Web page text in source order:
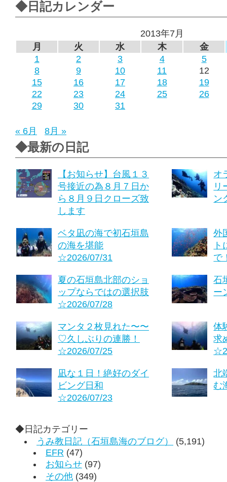
◆日記カレンダー
2013年7月
月
火 水 木
金
1
2 3 4
5
8
9 10 11
12
15
16 17 18
19
22
23 24 25
26
29
30 31
« 6月 8月 »
◆最新の日記
【お知らせ】台風１３
号接近の為８月７日か
ら８月９日クローズ致
します
オ
リ
ン
ベタ凪の海で初石垣島
の海を堪能
☆2026/07/31
外
ト
で
夏の石垣島北部のショ
ップならではの選択肢
☆2026/07/28
石
ー
マンタ２枚見れた〜〜
♡久しぶりの連勝！
☆2026/07/25
体
求
凪な１日！絶好のダイ
ビング日和
☆2026/07/23
北
む
◆日記カテゴリー
うみ教日記（石垣島海のブログ）
(5,191)
EFR (47)
お知らせ (97)
その他 (349)